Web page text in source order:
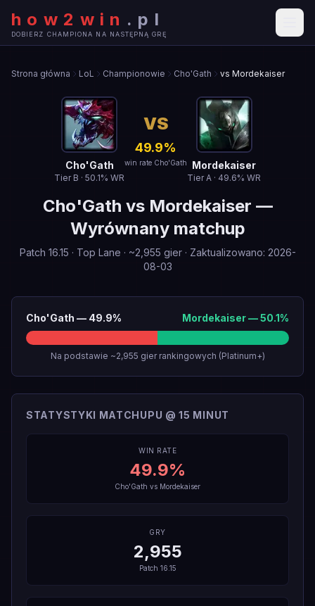
how2win . pl
DOBIERZ CHAMPIONA NA NASTĘPNĄ GRĘ
Strona główna LoL Championowie Cho'Gath vs Mordekaiser
Cho'Gath
Tier B · 50.1% WR
VS
49.9%
win rate Cho'Gath Mordekaiser
TierA · 49.6% WR
Cho'Gath vs Mordekaiser —
Wyrównany matchup
Patch 16.15 · Top Lane · ~2,955 gier· Zaktualizowano: 2026-
08-03
Cho'Gath — 49.9% Mordekaiser—50.1%
Na podstawie ~2,955 gier rankingowych (Platinum+)
STATYSTYKI MATCHUPU @ 15 MINUT
WIN RATE
49.9%
Cho'Gath vs Mordekaiser
GRY
2,955
Patch 16.15